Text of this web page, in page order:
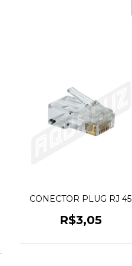
CONECTOR PLUG RJ 45
R$3,05